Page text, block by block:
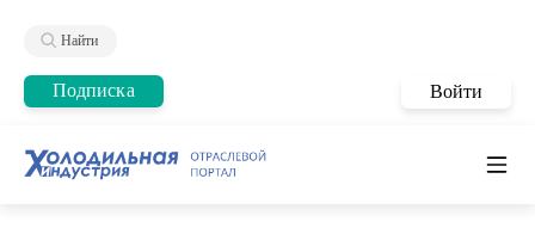
Найти
Подписка Войти